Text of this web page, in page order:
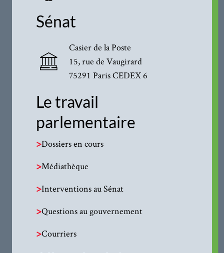
Sénat
Casier de la Poste
15, rue de Vaugirard
75291 Paris CEDEX 6
Le travail
parlementaire
>Dossiers en cours
>Médiathèque
>Interventions au Sénat
>Questions au gouvernement
>Courriers